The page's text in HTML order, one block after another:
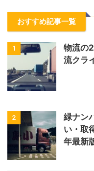
おすすめ記事一覧
1
物流の
流クラ
2
緑ナン
い・取
年最新